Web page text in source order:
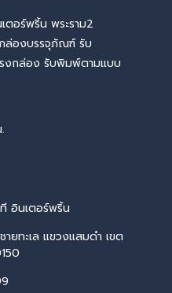
อร์พริ้น พระราม2
ล่องบรรจุภัณฑ์ รับ
งกล่อง รับพิมพ์ตามแบบ
อินเตอร์พริ้น
ยทะเล แขวงแสมดำ เขต